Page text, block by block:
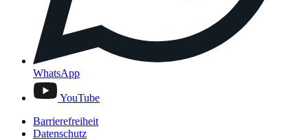
WhatsApp
YouTube
Barrierefreiheit
Datenschutz